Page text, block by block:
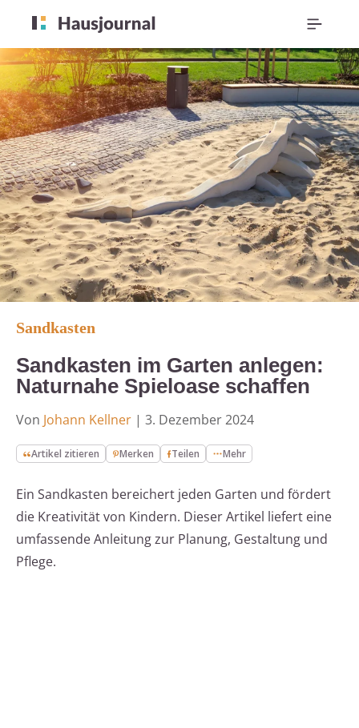
Sandkasten
Sandkasten im Garten anlegen:
Naturnahe Spieloase schaffen
Von Johann Kellner | 3. Dezember 2024
Artikel zitieren Merken Teilen Mehr
Ein Sandkasten bereichert jeden Garten und fördert
die Kreativität von Kindern. Dieser Artikel liefert eine
umfassende Anleitung zur Planung, Gestaltung und
Pflege.